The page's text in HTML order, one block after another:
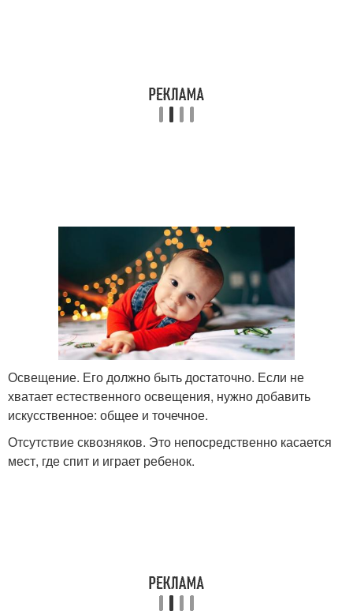
Освещение. Его должно быть достаточно. Если не
хватает естественного освещения, нужно добавить
искусственное: общее и точечное.
Отсутствие сквозняков. Это непосредственно касается
мест, где спит и играет ребенок.